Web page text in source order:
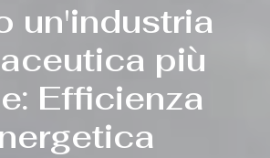
un'industria
più
Efficienza